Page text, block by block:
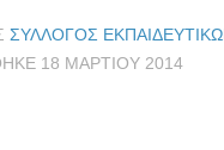
ΣΎΛΛΟΓΟΣ
18 ΜΑΡΤΊΟΥ 2014